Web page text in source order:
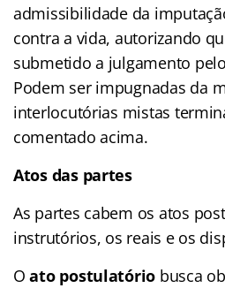
admissibilidade da
contra a vida, autorizando
submetido a julgamento
Podem ser impugnadas da
interlocutórias mistas
comentado acima.
Atos das partes
As partes cabem os atos
instrutórios, os reais e os
Oato postulatório busca